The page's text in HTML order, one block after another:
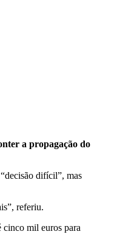
a propagação do
difícil”, mas
referiu.
cinco mil euros para